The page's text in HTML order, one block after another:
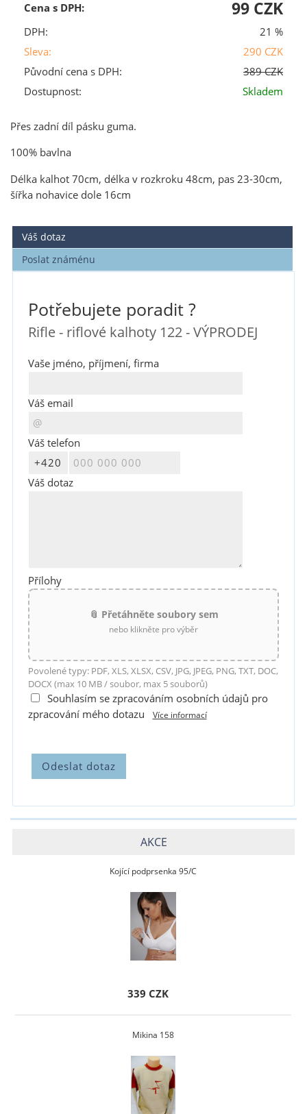
Cena s DPH: 99 CZK
DPH:
21 %
Sleva:
290 CZK
Původní cena s DPH:
389 CZK
Dostupnost:
Skladem
Přes zadní díl pásku guma.
100% bavlna
Délka kalhot 70cm, délka v rozkroku 48cm, pas 23-30cm,
šířka nohavice dole 16cm
Váš dotaz
Poslat známénu
Potřebujete poradit ?
Rifle - riflové kalhoty 122 - VÝPRODEJ
Vaše jméno, příjmení, firma
Váš email
Váš telefon
Váš dotaz
Přílohy
📎 Přetáhněte soubory sem
nebo klikněte pro výběr
Povolené typy: PDF, XLS, XLSX, CSV, JPG, JPEG, PNG, TXT, DOC,
DOCX (max 10 MB / soubor, max 5 souborů)
Souhlasím se zpracováním osobních údajů pro
zpracování mého dotazu
Více informací
AKCE
Kojící podprsenka 95/C
339 CZK
Mikina 158